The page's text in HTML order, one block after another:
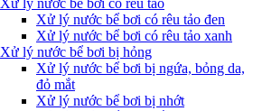
Xử lý nước bể bơi có rêu tảo
Xử lý nước bể bơi có rêu tảo đen
Xử lý nước bể bơi có rêu tảo xanh
Xử lý nước bể bơi bị hỏng
Xử lý nước bể bơi bị ngứa, bỏng da,
đỏ mắt
Xử lý nước bể bơi bị nhớt